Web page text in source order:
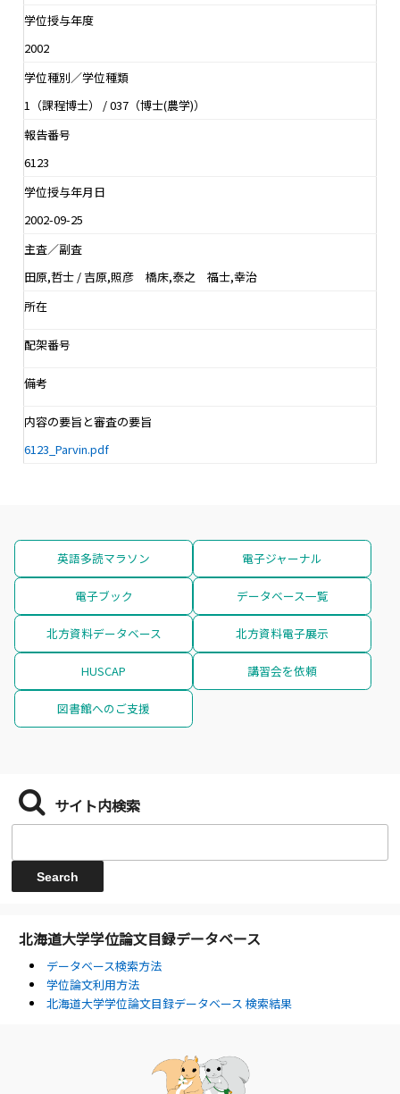
学位授与年度
2002
学位種別／学位種類
1（課程博士） / 037（博士(農学)）
報告番号
6123
学位授与年月日
2002-09-25
主査／副査
田原,哲士 / 吉原,照彦 橋床,泰之 福士,幸治
所在
配架番号
備考
内容の要旨と審査の要旨
6123_Parvin.pdf
英語多読マラソン 電子ジャーナル
電子ブック データベース一覧
北方資料データベース 北方資料電子展示
HUSCAP 講習会を依頼
図書館へのご支援
サイト内検索
北海道大学学位論文目録データベース
データベース検索方法
学位論文利用方法
北海道大学学位論文目録データベース 検索結果